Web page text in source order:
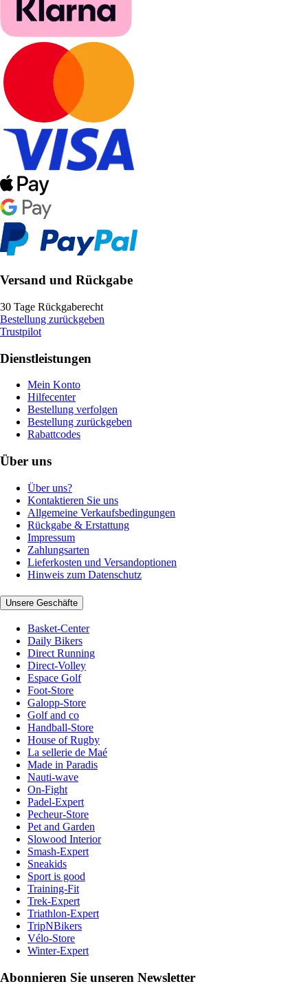
Versand und Rückgabe
30 Tage Rückgaberecht
Bestellung zurückgeben
Trustpilot
Dienstleistungen
Mein Konto
Hilfecenter
Bestellung verfolgen
Bestellung zurückgeben
Rabattcodes
Über uns
Über uns?
Kontaktieren Sie uns
Allgemeine Verkaufsbedingungen
Rückgabe & Erstattung
Impressum
Zahlungsarten
Lieferkosten und Versandoptionen
Hinweis zum Datenschutz
Unsere Geschäfte
Basket-Center
Daily Bikers
Direct Running
Direct-Volley
Espace Golf
Foot-Store
Galopp-Store
Golf and co
Handball-Store
House of Rugby
La sellerie de Maé
Made in Paradis
Nauti-wave
On-Fight
Padel-Expert
Pecheur-Store
Pet and Garden
Slowood Interior
Smash-Expert
Sneakids
Sport is good
Training-Fit
Trek-Expert
Triathlon-Expert
TripNBikers
Vélo-Store
Winter-Expert
Abonnieren Sie unseren Newsletter